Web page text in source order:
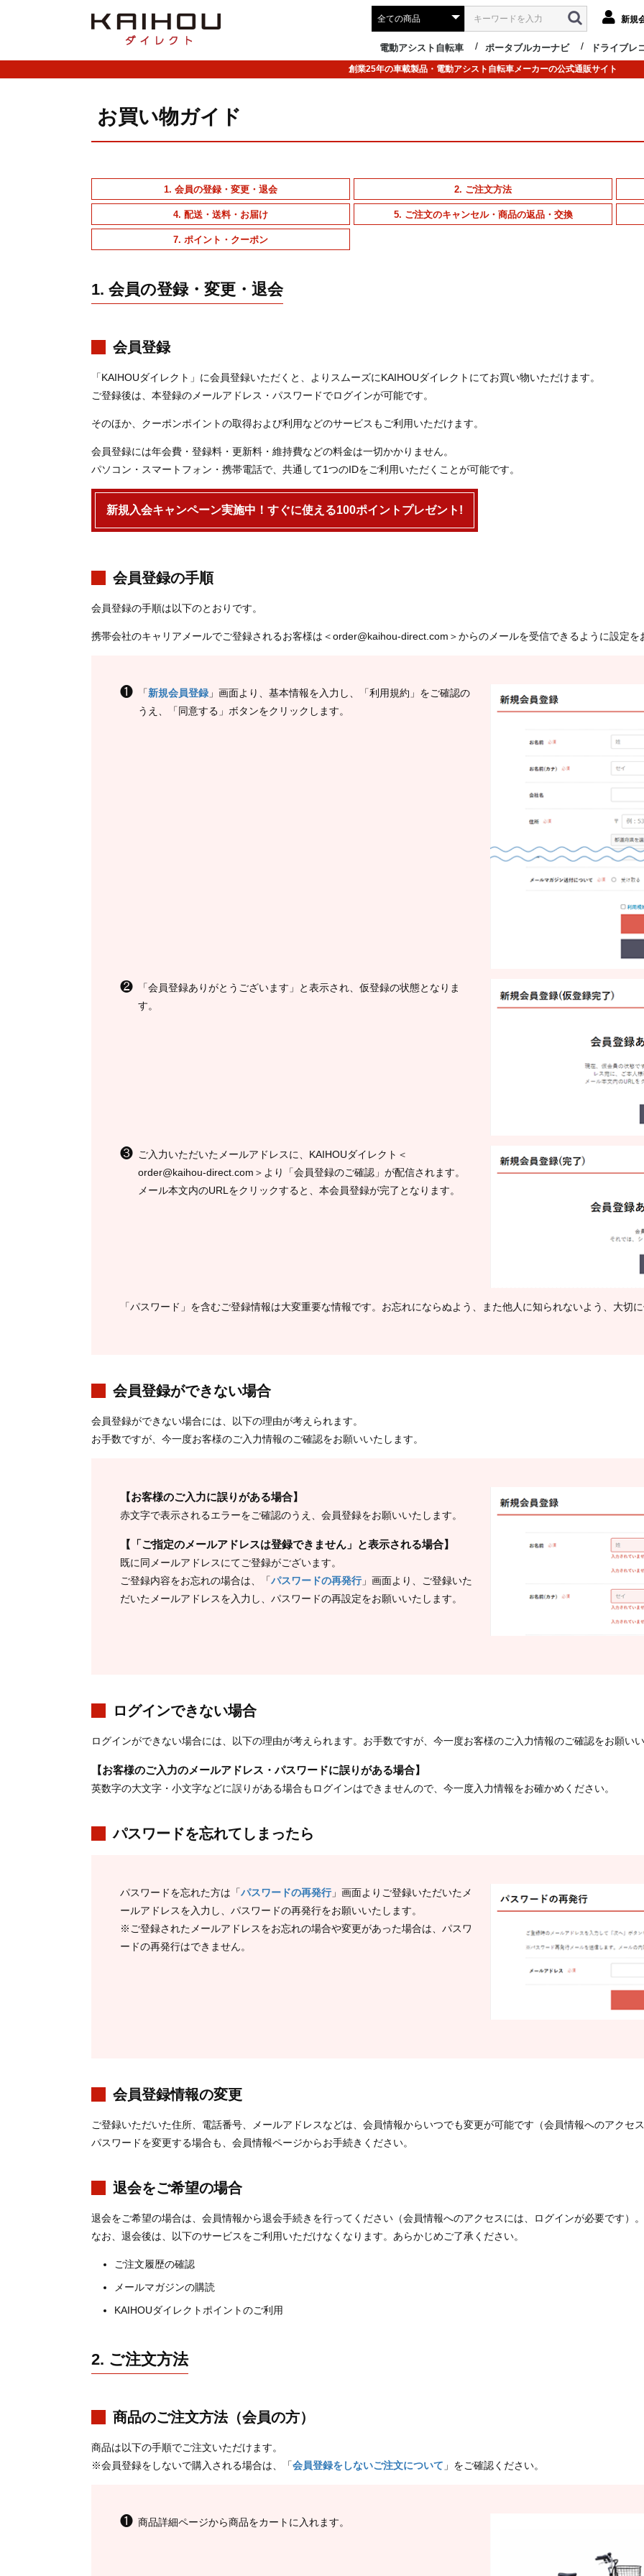
新規
電動アシスト自転車 ポータブルカーナビ ドライブレ
創業25年の車載製品・電動アシスト自転車メーカーの公式通販サイト
お買い物ガイド
1. 会員の登録・変更・退会 2. ご注文方法
4. 配送・送料・お届け 5. ご注文のキャンセル・商品の返品・交換
7. ポイント・クーポン
1. 会員の登録・変更・退会
会員登録
「KAIHOUダイレクト」に会員登録いただくと、よりスムーズにKAIHOUダイレクトにてお買い物いただけます。
ご登録後は、本登録のメールアドレス・パスワードでログインが可能です。
そのほか、クーポンポイントの取得および利用などのサービスもご利用いただけます。
会員登録には年会費・登録料・更新料・維持費などの料金は一切かかりません。
パソコン・スマートフォン・携帯電話で、共通して1つのIDをご利用いただくことが可能です。
新規入会キャンペーン実施中！ すぐに使える100ポイントプレゼント!
会員登録の手順
会員登録の手順は以下のとおりです。
携帯会社のキャリアメールでご登録されるお客様は＜order@kaihou-direct.com＞からのメールを受信できるように設定を
❶ 「新規会員登録 」画面より、基本情報を入力し、「利用規約」をご確認の
うえ、「同意する」ボタンをクリックします。
❷
「会員登録ありがとうございます」と表示され、仮登録の状態となりま
す。
❸ ご入力いただいたメールアドレスに、KAIHOUダイレクト＜
order@kaihou-direct.com＞より「会員登録のご確認」が配信されます。
メール本文内のURLをクリックすると、本会員登録が完了となります。
「パスワード」を含むご登録情報は大変重要な情報です。お忘れにならぬよう、また他人に知られないよう、大切に
会員登録ができない場合
会員登録ができない場合には、以下の理由が考えられます。
お手数ですが、今一度お客様のご入力情報のご確認をお願いいたします。
【お客様のご入力に誤りがある場合】
赤文字で表示されるエラーをご確認のうえ、会員登録をお願いいたします。
【「ご指定のメールアドレスは登録できません」と表示される場合】
既に同メールアドレスにてご登録がございます。
ご登録内容をお忘れの場合は、「パスワードの再発行」画面より、ご登録いた
だいたメールアドレスを入力し、パスワードの再設定をお願いいたします。
ログインできない場合
ログインができない場合には、以下の理由が考えられます。お手数ですが、今一度お客様のご入力情報のご確認をお願いい
【お客様のご入力のメールアドレス・パスワードに誤りがある場合】
英数字の大文字・小文字などに誤りがある場合もログインはできませんので、今一度入力情報をお確かめください。
パスワードを忘れてしまったら
パスワードを忘れた方は「パスワードの再発行」画面よりご登録いただいたメ
ールアドレスを入力し、パスワードの再発行をお願いいたします。
※ご登録されたメールアドレスをお忘れの場合や変更があった場合は、パスワ
ードの再発行はできません。
会員登録情報の変更
ご登録いただいた住所、電話番号、メールアドレスなどは、会員情報からいつでも変更が可能です（会員情報へのアクセ
パスワードを変更する場合も、会員情報ページからお手続きください。
退会をご希望の場合
退会をご希望の場合は、会員情報から退会手続きを行ってください（会員情報へのアクセスには、ログインが必要です）。
なお、退会後は、以下のサービスをご利用いただけなくなります。あらかじめご了承ください。
ご注文履歴の確認
メールマガジンの購読
KAIHOUダイレクトポイントのご利用
2. ご注文方法
商品のご注文方法（会員の方）
商品は以下の手順でご注文いただけます。
※会員登録をしないで購入される場合は、「会員登録をしないご注文について 」をご確認ください。
❶ 商品詳細ページから商品をカートに入れます。